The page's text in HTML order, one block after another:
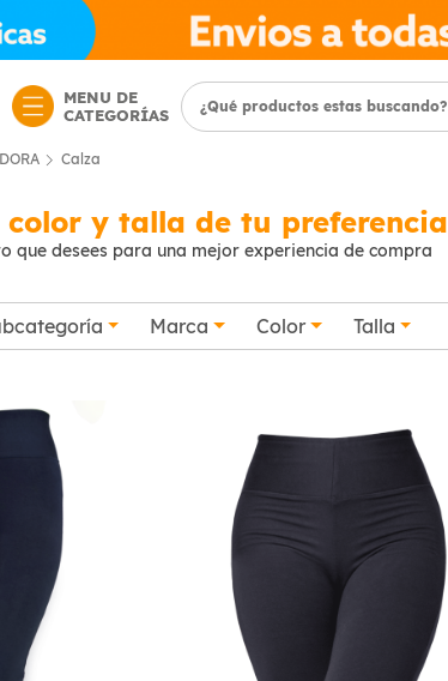
MENU DE
CATEGORÍAS
Calza
color y talla de tu preferencia
que desees para una mejor experiencia de compra
Marca Color Talla